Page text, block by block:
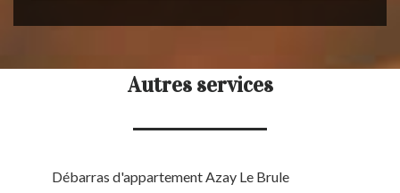
Autres services
Débarras d'appartement Azay Le Brule